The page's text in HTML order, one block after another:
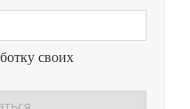
своих